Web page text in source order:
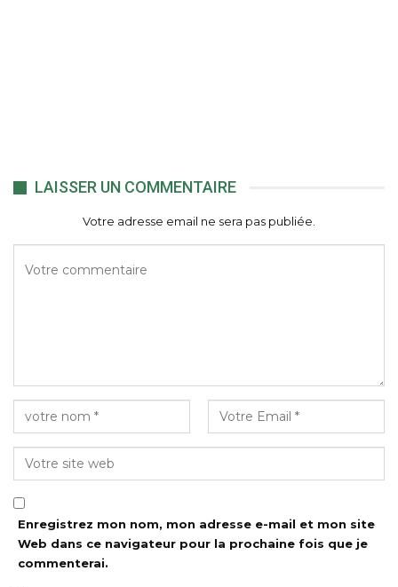
LAISSER UN COMMENTAIRE
Votre adresse email ne sera pas publiée.
Enregistrez mon nom, mon adresse e-mail et mon site
Web dans ce navigateur pour la prochaine fois que je
commenterai.